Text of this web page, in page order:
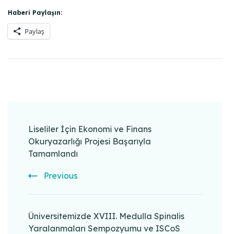
Haberi Paylaşın:
Paylaş
Navigation
Liseliler İçin Ekonomi ve Finans
Okuryazarlığı Projesi Başarıyla
Tamamlandı
Previous
Üniversitemizde XVIII. Medulla Spinalis
Yaralanmaları Sempozyumu ve ISCoS